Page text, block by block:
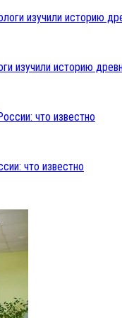
изучили историю
что известно